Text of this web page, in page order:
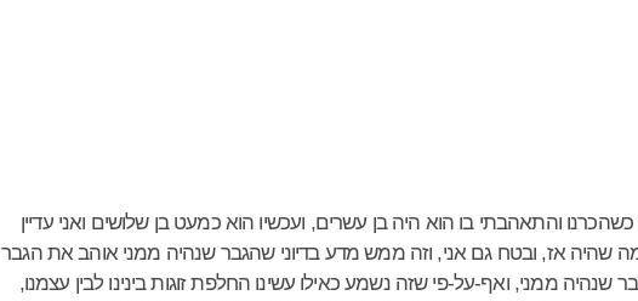
והתאהבתי בו הוא היה בן עשרים, ועכשיו הוא כמעט בן שלושים ואני עדיין
שהיה אז, ובטח גם אני, וזה ממש מדע בדיוני שהגבר שנהיה ממני אוהב את הגבר
ממני, ואף-על-פי שזה נשמע כאילו עשינו החלפת זוגות בינינו לבין עצמנו,